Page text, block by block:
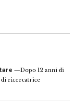
Dopo 12 anni di
ricercatrice